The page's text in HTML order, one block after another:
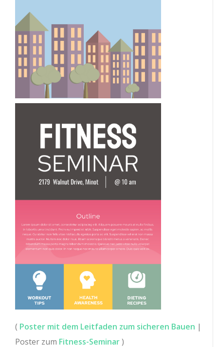
( Poster mit dem Leitfaden zum sicheren Bauen |
Poster zum Fitness-Seminar)